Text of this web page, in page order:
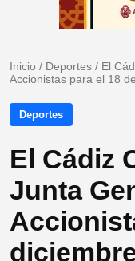
Inicio / Deportes / El
Accionistas para el 18
Deportes
El Cádiz
Junta